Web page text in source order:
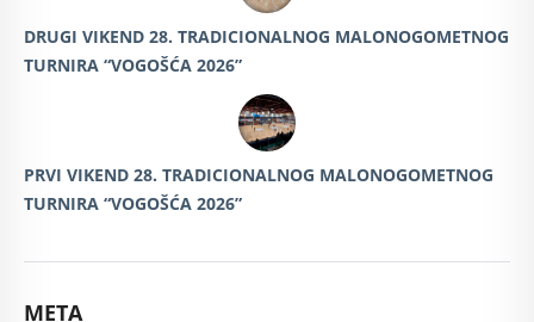
DRUGI VIKEND 28. TRADICIONALNOG MALONOGOMETNOG
TURNIRA “VOGOŠĆA 2026”
PRVI VIKEND 28. TRADICIONALNOG MALONOGOMETNOG
TURNIRA “VOGOŠĆA 2026”
META